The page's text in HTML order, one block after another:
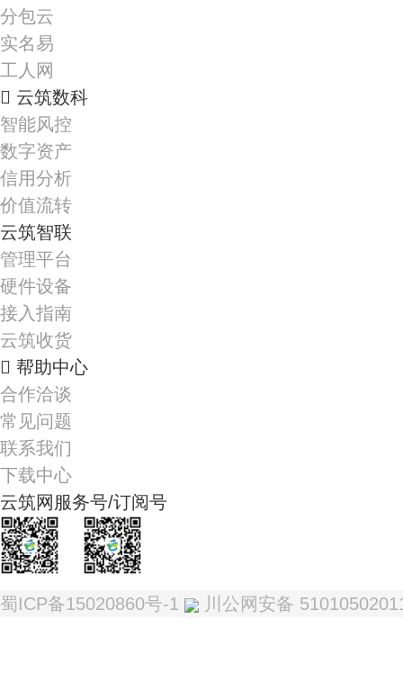
分包云
实名易
工人网
云筑数科
智能风控
数字资产
信用分析
价值流转
云筑智联
管理平台
硬件设备
接入指南
云筑收货
帮助中心
合作洽谈
常见问题
联系我们
下载中心
云筑网服务号/订阅号
蜀ICP备15020860号-1 川公网安备